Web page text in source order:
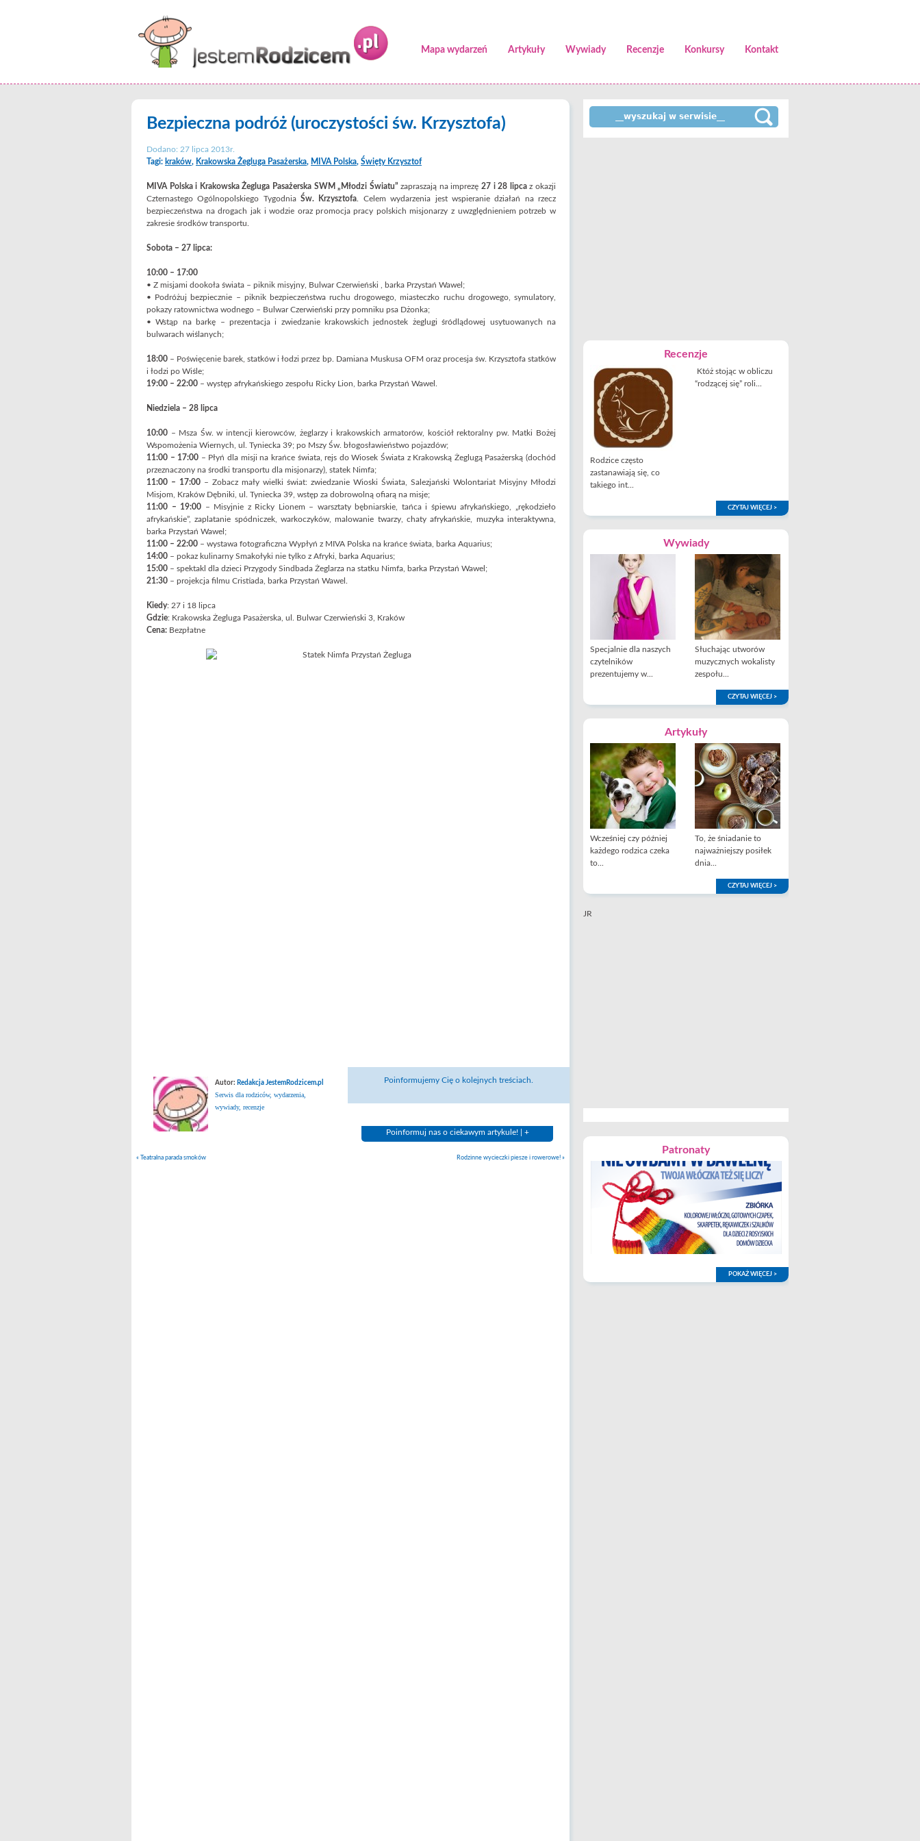
Mapa wydarzeń Artykuły Wywiady Recenzje Konkursy Kontakt
Bezpieczna podróż (uroczystości św. Krzysztofa)
Dodano: 27 lipca 2013r.
Tagi: kraków, Krakowska Żegluga Pasażerska, MIVA Polska, Święty Krzysztof
MIVA Polska i Krakowska Żegluga Pasażerska SWM „Młodzi Światu”zapraszają na imprezę27 i 28 lipcaz okazji
Czternastego Ogólnopolskiego TygodniaŚw. Krzysztofa . Celem wydarzenia jest wspieranie działań na rzecz
bezpieczeństwa na drogach jak i wodzie oraz promocja pracy polskich misjonarzy z uwzględnieniem potrzeb w
zakresie środków transportu.
Sobota – 27 lipca:
10:00 – 17:00
• Z misjami dookoła świata – piknik misyjny, Bulwar Czerwieński , barka Przystań Wawel;
• Podróżuj bezpiecznie – piknik bezpieczeństwa ruchu drogowego, miasteczko ruchu drogowego, symulatory,
pokazy ratownictwa wodnego – Bulwar Czerwieński przy pomniku psa Dżonka;
• Wstąp na barkę – prezentacja i zwiedzanie krakowskich jednostek żeglugi śródlądowej usytuowanych na
bulwarach wiślanych;
18:00 – Poświęcenie barek, statków i łodzi przez bp. Damiana Muskusa OFM oraz procesja św. Krzysztofa statków
i łodzi po Wiśle;
19:00 – 22:00 – występ afrykańskiego zespołu Ricky Lion, barka Przystań Wawel.
Niedziela – 28 lipca
10:00 – Msza Św. w intencji kierowców, żeglarzy i krakowskich armatorów, kościół rektoralny pw. Matki Bożej
Wspomożenia Wiernych, ul. Tyniecka 39; po Mszy Św. błogosławieństwo pojazdów;
11:00 – 17:00 – Płyń dla misji na krańce świata, rejs do Wiosek Świata z Krakowską Żeglugą Pasażerską (dochód
przeznaczony na środki transportu dla misjonarzy), statek Nimfa;
11:00 – 17:00 – Zobacz mały wielki świat: zwiedzanie Wioski Świata, Salezjański Wolontariat Misyjny Młodzi
Misjom, Kraków Dębniki, ul. Tyniecka 39, wstęp za dobrowolną ofiarą na misje;
11:00 – 19:00 – Misyjnie z Ricky Lionem – warsztaty bębniarskie, tańca i śpiewu afrykańskiego, „rękodzieło
afrykańskie”, zaplatanie spódniczek, warkoczyków, malowanie twarzy, chaty afrykańskie, muzyka interaktywna,
barka Przystań Wawel;
11:00 – 22:00 – wystawa fotograficzna Wypłyń z MIVA Polska na krańce świata, barka Aquarius;
14:00 – pokaz kulinarny Smakołyki nie tylko z Afryki, barka Aquarius;
15:00 – spektakl dla dzieci Przygody Sindbada Żeglarza na statku Nimfa, barka Przystań Wawel;
21:30 – projekcja filmu Cristiada, barka Przystań Wawel.
Kiedy: 27 i 18 lipca
Gdzie: Krakowska Żegluga Pasażerska, ul. Bulwar Czerwieński 3, Kraków
Cena: Bezpłatne
Autor: Redakcja JestemRodzicem.pl
Serwis dla rodziców, wydarzenia,
wywiady, recenzje
Poinformujemy Cię o kolejnych treściach.
Poinformuj nas o ciekawym artykule! | +
« Teatralna parada smoków Rodzinne wycieczki piesze i rowerowe! »
Recenzje
Rodzice często
zastanawiają się, co
takiego int...
Któż stojąc w obliczu
“rodzącej się” roli...
CZYTAJ WIĘCEJ >
Wywiady
Specjalnie dla naszych
czytelników
prezentujemy w...
Słuchając utworów
muzycznych wokalisty
zespołu...
CZYTAJ WIĘCEJ >
Artykuły
Wcześniej czy później
każdego rodzica czeka
to...
To, że śniadanie to
najważniejszy posiłek
dnia...
CZYTAJ WIĘCEJ >
JR
Patronaty
POKAŻ WIĘCEJ >